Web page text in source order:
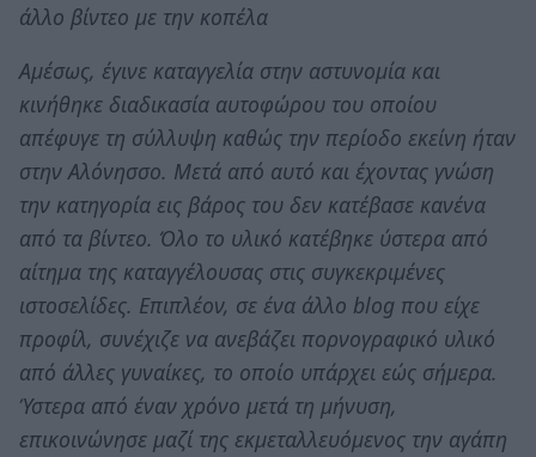
άλλο βίντεο με την κοπέλα
Αμέσως, έγινε καταγγελία στην αστυνομία και
κινήθηκε διαδικασία αυτοφώρου του οποίου
απέφυγε τη σύλλυψη καθώς την περίοδο εκείνη ήταν
στην Αλόνησσο. Μετά από αυτό και έχοντας γνώση
την κατηγορία εις βάρος του δεν κατέβασε κανένα
από τα βίντεο. Όλο το υλικό κατέβηκε ύστερα από
αίτημα της καταγγέλουσας στις συγκεκριμένες
ιστοσελίδες. Επιπλέον, σε ένα άλλο blog που είχε
προφίλ, συνέχιζε να ανεβάζει πορνογραφικό υλικό
από άλλες γυναίκες, το οποίο υπάρχει εώς σήμερα.
Ύστερα από έναν χρόνο μετά τη μήνυση,
επικοινώνησε μαζί της εκμεταλλευόμενος την αγάπη